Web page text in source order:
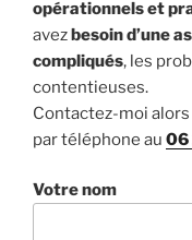
opérationnels et
avezbesoin d’une
compliqués, les
contentieuses.
Contactez-moi
par téléphone au 06
Votre nom